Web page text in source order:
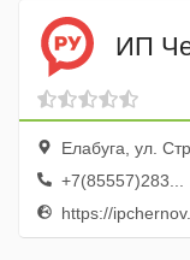
ИП
Елабуга, ул.
+7(85557)283...
https://